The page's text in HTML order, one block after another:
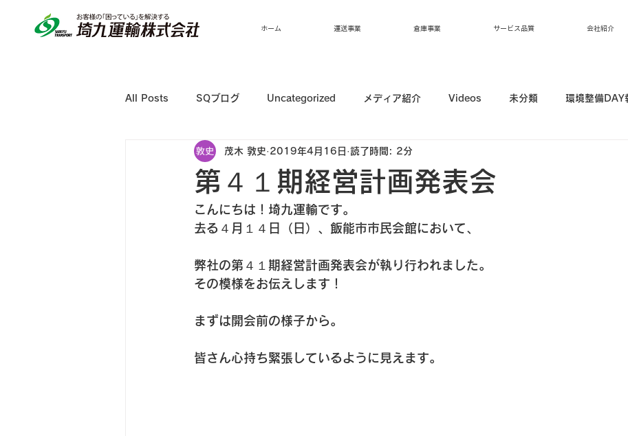
ホーム 運送事業 倉庫事業 サービス品質 会社紹介
All Posts SQブログ Uncategorized メディア紹介 Videos 未分類 環境整備DAY
第４１期経営計画発表会
茂木 敦史 2019年4月16日 読了時間: 2分
こんにちは！埼九運輸です。
去る４月１４日（日）、飯能市市民会館において、
弊社の第４１期経営計画発表会が執り行われました。
その模様をお伝えします！
まずは開会前の様子から。
皆さん心持ち緊張しているように見えます。